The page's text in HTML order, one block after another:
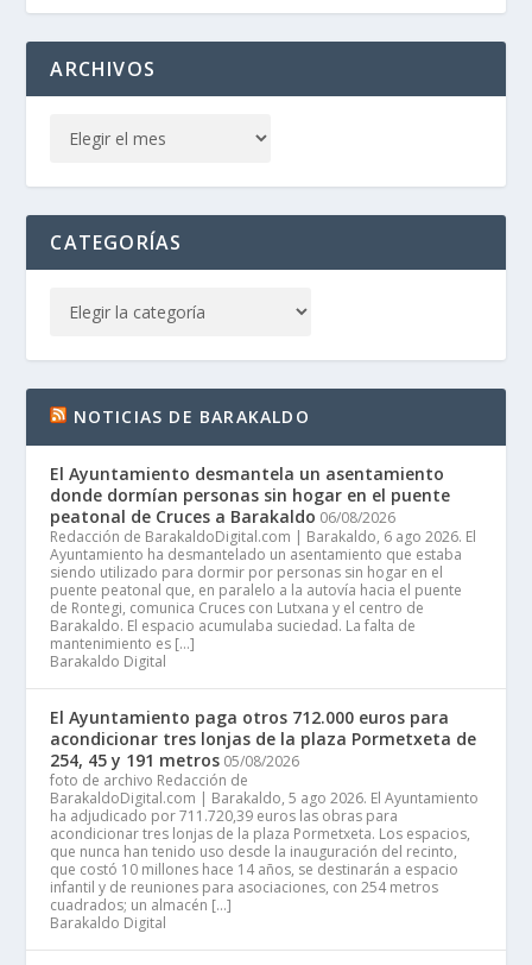
ARCHIVOS
CATEGORÍAS
NOTICIAS DE BARAKALDO
El Ayuntamiento desmantela un asentamiento
donde dormían personas sin hogar en el puente
peatonal de Cruces a Barakaldo 06/08/2026
Redacción de BarakaldoDigital.com | Barakaldo, 6 ago 2026. El
Ayuntamiento ha desmantelado un asentamiento que estaba
siendo utilizado para dormir por personas sin hogar en el
puente peatonal que, en paralelo a la autovía hacia el puente
de Rontegi, comunica Cruces con Lutxana y el centro de
Barakaldo. El espacio acumulaba suciedad. La falta de
mantenimiento es […]
Barakaldo Digital
El Ayuntamiento paga otros 712.000 euros para
acondicionar tres lonjas de la plaza Pormetxeta de
254, 45 y 191 metros 05/08/2026
foto de archivo Redacción de
BarakaldoDigital.com | Barakaldo, 5 ago 2026. El Ayuntamiento
ha adjudicado por 711.720,39 euros las obras para
acondicionar tres lonjas de la plaza Pormetxeta. Los espacios,
que nunca han tenido uso desde la inauguración del recinto,
que costó 10 millones hace 14 años, se destinarán a espacio
infantil y de reuniones para asociaciones, con 254 metros
cuadrados; un almacén […]
Barakaldo Digital